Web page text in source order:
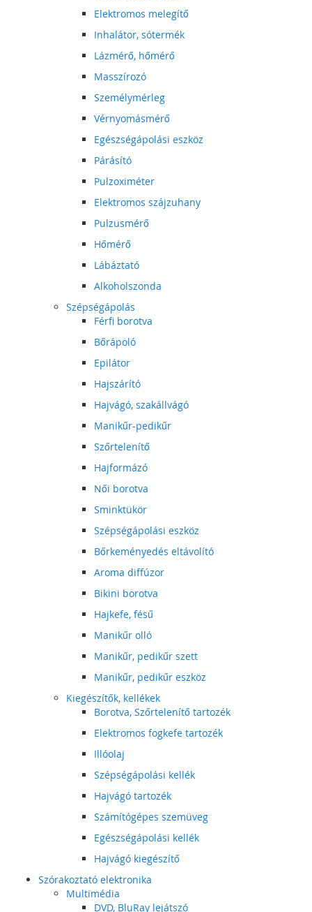
Elektromos melegítő
Inhalátor, sótermék
Lázmérő, hőmérő
Masszírozó
Személymérleg
Vérnyomásmérő
Egészségápolási eszköz
Párásító
Pulzoximéter
Elektromos szájzuhany
Pulzusmérő
Hőmérő
Lábáztató
Alkoholszonda
Szépségápolás
Férfi borotva
Bőrápoló
Epilátor
Hajszárító
Hajvágó, szakállvágó
Manikűr-pedikűr
Szőrtelenítő
Hajformázó
Női borotva
Sminktükör
Szépségápolási eszköz
Bőrkeményedés eltávolító
Aroma diffúzor
Bikini borotva
Hajkefe, fésű
Manikűr olló
Manikűr, pedikűr szett
Manikűr, pedikűr eszköz
Kiegészítők, kellékek
Borotva, Szőrtelenítő tartozék
Elektromos fogkefe tartozék
Illóolaj
Szépségápolási kellék
Hajvágó tartozék
Számítógépes szemüveg
Egészségápolási kellék
Hajvágó kiegészítő
Szórakoztató elektronika
Multimédia
DVD, BluRay lejátszó